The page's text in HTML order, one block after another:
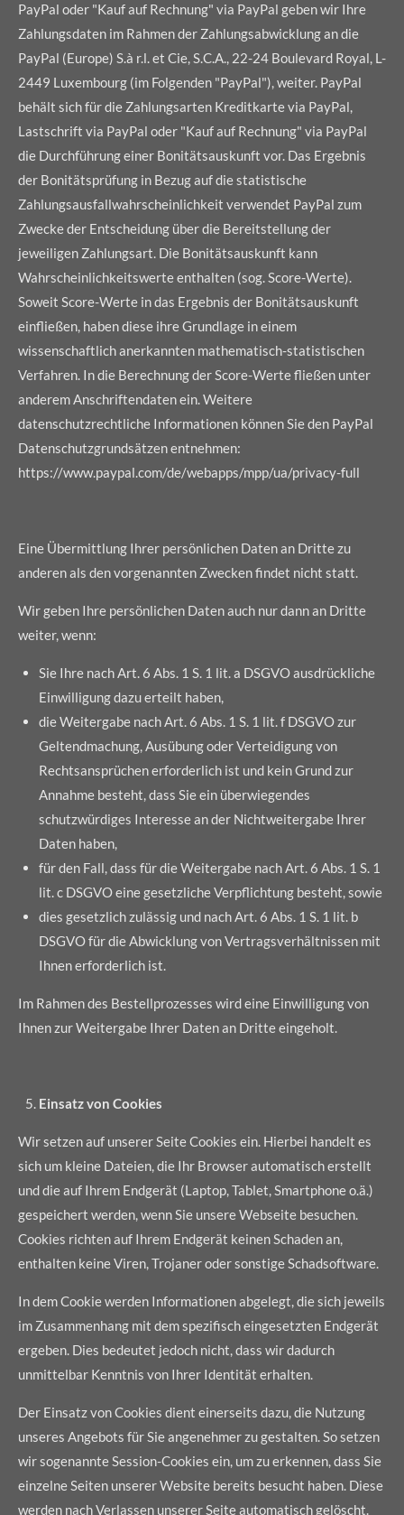
PayPal oder "Kauf auf Rechnung" via PayPal geben wir Ihre
Zahlungsdaten im Rahmen der Zahlungsabwicklung an die
PayPal (Europe) S.à r.l. et Cie, S.C.A., 22-24 Boulevard Royal, L-
2449 Luxembourg (im Folgenden "PayPal"), weiter. PayPal
behält sich für die Zahlungsarten Kreditkarte via PayPal,
Lastschrift via PayPal oder "Kauf auf Rechnung" via PayPal
die Durchführung einer Bonitätsauskunft vor. Das Ergebnis
der Bonitätsprüfung in Bezug auf die statistische
Zahlungsausfallwahrscheinlichkeit verwendet PayPal zum
Zwecke der Entscheidung über die Bereitstellung der
jeweiligen Zahlungsart. Die Bonitätsauskunft kann
Wahrscheinlichkeitswerte enthalten (sog. Score-Werte).
Soweit Score-Werte in das Ergebnis der Bonitätsauskunft
einfließen, haben diese ihre Grundlage in einem
wissenschaftlich anerkannten mathematisch-statistischen
Verfahren. In die Berechnung der Score-Werte fließen unter
anderem Anschriftendaten ein. Weitere
datenschutzrechtliche Informationen können Sie den PayPal
Datenschutzgrundsätzen entnehmen:
https://www.paypal.com/de/webapps/mpp/ua/privacy-full
Eine Übermittlung Ihrer persönlichen Daten an Dritte zu
anderen als den vorgenannten Zwecken findet nicht statt.
Wir geben Ihre persönlichen Daten auch nur dann an Dritte
weiter, wenn:
Sie Ihre nach Art. 6 Abs. 1 S. 1 lit. a DSGVO ausdrückliche
Einwilligung dazu erteilt haben,
die Weitergabe nach Art. 6 Abs. 1 S. 1 lit. f DSGVO zur
Geltendmachung, Ausübung oder Verteidigung von
Rechtsansprüchen erforderlich ist und kein Grund zur
Annahme besteht, dass Sie ein überwiegendes
schutzwürdiges Interesse an der Nichtweitergabe Ihrer
Daten haben,
für den Fall, dass für die Weitergabe nach Art. 6 Abs. 1 S. 1
lit. c DSGVO eine gesetzliche Verpflichtung besteht, sowie
dies gesetzlich zulässig und nach Art. 6 Abs. 1 S. 1 lit. b
DSGVO für die Abwicklung von Vertragsverhältnissen mit
Ihnen erforderlich ist.
Im Rahmen des Bestellprozesses wird eine Einwilligung von
Ihnen zur Weitergabe Ihrer Daten an Dritte eingeholt.
Einsatz von Cookies
Wir setzen auf unserer Seite Cookies ein. Hierbei handelt es
sich um kleine Dateien, die Ihr Browser automatisch erstellt
und die auf Ihrem Endgerät (Laptop, Tablet, Smartphone o.ä.)
gespeichert werden, wenn Sie unsere Webseite besuchen.
Cookies richten auf Ihrem Endgerät keinen Schaden an,
enthalten keine Viren, Trojaner oder sonstige Schadsoftware.
In dem Cookie werden Informationen abgelegt, die sich jeweils
im Zusammenhang mit dem spezifisch eingesetzten Endgerät
ergeben. Dies bedeutet jedoch nicht, dass wir dadurch
unmittelbar Kenntnis von Ihrer Identität erhalten.
Der Einsatz von Cookies dient einerseits dazu, die Nutzung
unseres Angebots für Sie angenehmer zu gestalten. So setzen
wir sogenannte Session-Cookies ein, um zu erkennen, dass Sie
einzelne Seiten unserer Website bereits besucht haben. Diese
werden nach Verlassen unserer Seite automatisch gelöscht.